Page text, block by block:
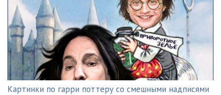
Картинки по гарри поттеру со смешными надписями